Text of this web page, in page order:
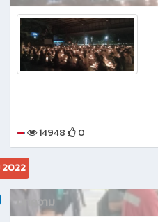
14948 0
2022
บทความ